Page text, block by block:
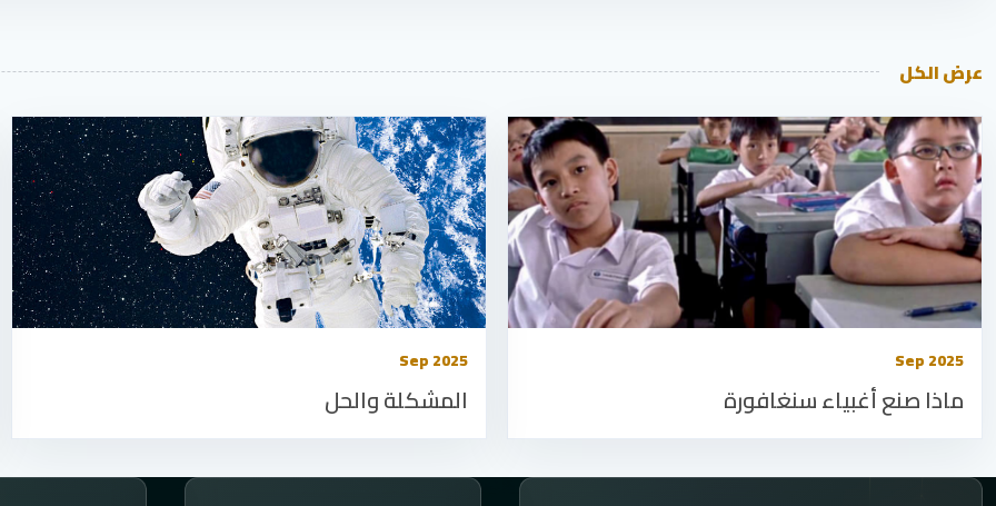
عرض الكل
Sep 2025
ماذا صنع أغبياء سنغافورة
Sep 2025
المشكلة والحل